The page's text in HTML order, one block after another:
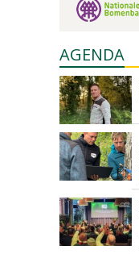
AGENDA